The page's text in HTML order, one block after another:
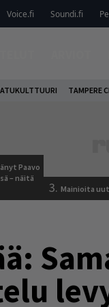
Voice.fi Soundi.fi
TAMPERE
Paavo
– näitä
3. Mainioita